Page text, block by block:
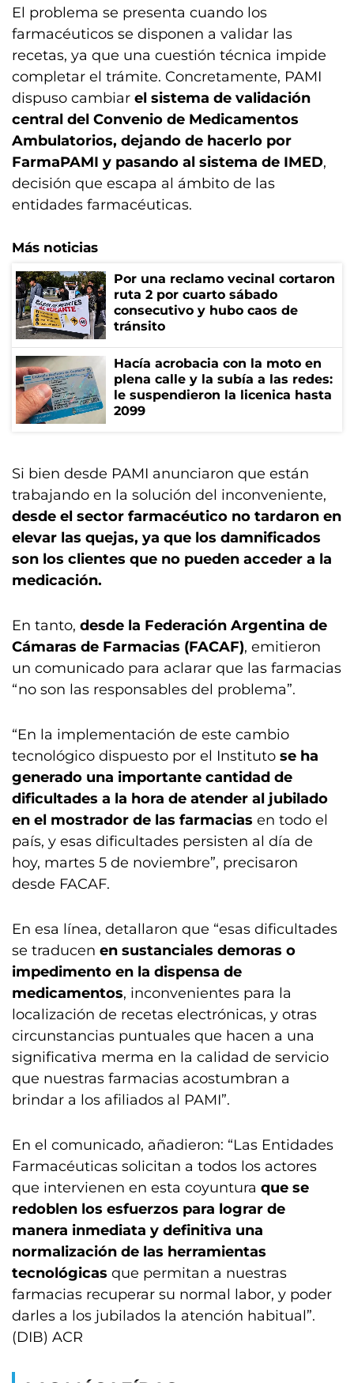
El problema se presenta cuando los
farmacéuticos se disponen a validar las
recetas, ya que una cuestión técnica impide
completar el trámite. Concretamente, PAMI
dispuso cambiar el sistema de validación
central del Convenio de Medicamentos
Ambulatorios, dejando de hacerlo por
FarmaPAMI y pasando al sistema de IMED,
decisión que escapa al ámbito de las
entidades farmacéuticas.
Más noticias
Por una reclamo vecinal cortaron
ruta 2 por cuarto sábado
consecutivo y hubo caos de
tránsito
Hacía acrobacia con la moto en
plena calle y la subía a las redes:
le suspendieron la licenica hasta
2099
Si bien desde PAMI anunciaron que están
trabajando en la solución del inconveniente,
desde el sector farmacéutico no tardaron en
elevar las quejas, ya que los damnificados
son los clientes que no pueden acceder a la
medicación.
En tanto, desde la Federación Argentina de
Cámaras de Farmacias (FACAF), emitieron
un comunicado para aclarar que las farmacias
“no son las responsables del problema”.
“En la implementación de este cambio
tecnológico dispuesto por el Instituto se ha
generado una importante cantidad de
dificultades a la hora de atender al jubilado
en el mostrador de las farmacias en todo el
país, y esas dificultades persisten al día de
hoy, martes 5 de noviembre”, precisaron
desde FACAF.
En esa línea, detallaron que “esas dificultades
se traducen en sustanciales demoras o
impedimento en la dispensa de
medicamentos, inconvenientes para la
localización de recetas electrónicas, y otras
circunstancias puntuales que hacen a una
significativa merma en la calidad de servicio
que nuestras farmacias acostumbran a
brindar a los afiliados al PAMI”.
En el comunicado, añadieron: “Las Entidades
Farmacéuticas solicitan a todos los actores
que intervienen en esta coyuntura que se
redoblen los esfuerzos para lograr de
manera inmediata y definitiva una
normalización de las herramientas
tecnológicas que permitan a nuestras
farmacias recuperar su normal labor, y poder
darles a los jubilados la atención habitual”.
(DIB) ACR